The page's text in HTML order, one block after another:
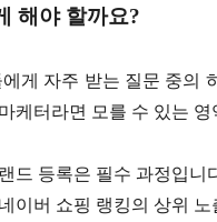
해야 할까요?
게 자주 받는 질문 중의
케터라면 모를 수 있는 영
드 등록은 필수 과정입
이버 쇼핑 랭킹의 상위